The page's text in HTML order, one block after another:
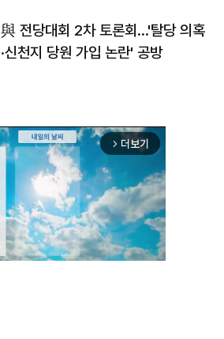
與 전당대회 2차 토론회…'탈당 의혹
·신천지 당원 가입 논란' 공방
arrow_forward_ios 더보기